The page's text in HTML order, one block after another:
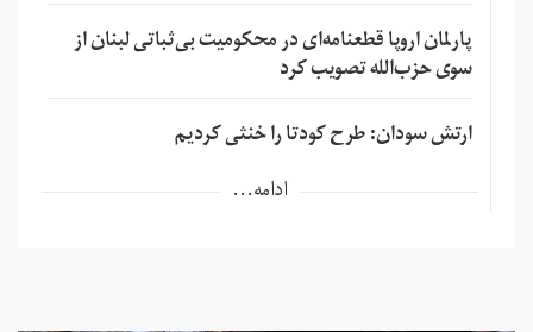
پارلمان اروپا قطعنامه‌ای در محکومیت بی‌ثباتی لبنان از
سوی حزب‌الله تصویب کرد
ارتش سودان: طرح کودتا را خنثی کردیم
ادامه...